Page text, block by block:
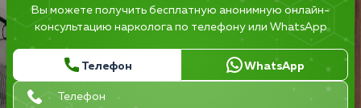
Вы можете получить бесплатную анонимную онлайн-
консультацию нарколога по телефону или WhatsApp
Телефон WhatsApp